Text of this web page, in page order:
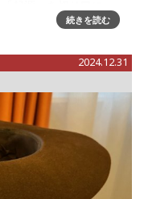
た「時の起源＝天文
た天文学に注目した
続きを読む
2024.12.31